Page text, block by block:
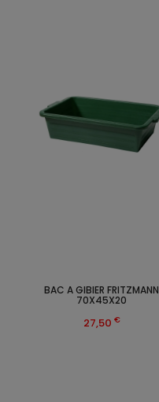
BAC A GIBIER FRITZMANN
70X45X20
27,50 €